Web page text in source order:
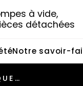
à vide,
détachées
Notre savoir-